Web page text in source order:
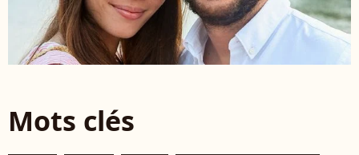
Mots clés